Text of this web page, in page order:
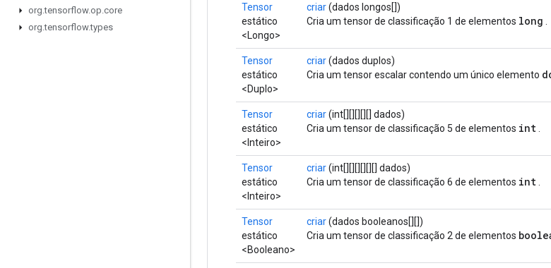
org.tensorflow.op.core
org.tensorflow.types
Tensor
estático
<Longo>
criar(dados longos[])
Cria um tensor de classificação 1 de elementos long
Tensor
estático
<Duplo>
criar(dados duplos)
Cria um tensor escalar contendo um único elemento
Tensor
estático
<Inteiro>
criar(int[][][][][] dados)
Cria um tensor de classificação 5 de elementos int
Tensor
estático
<Inteiro>
criar(int[][][][][][] dados)
Cria um tensor de classificação 6 de elementos int
Tensor
estático
<Booleano>
criar(dados booleanos[][])
Cria um tensor de classificação 2 de elementos